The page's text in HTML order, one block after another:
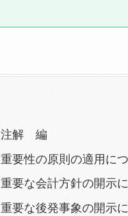
注解 編
重要性の原則の適用に
重要な会計方針の開示
重要な後発事象の開示